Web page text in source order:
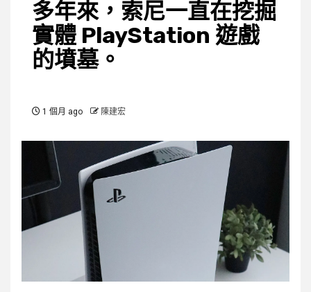
多年來，索尼一直在挖掘
實體 PlayStation 遊戲
的墳墓。
1 個月 ago 陳建宏